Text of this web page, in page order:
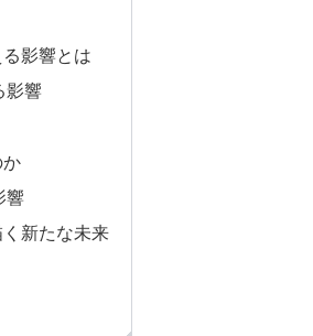
影響とは
影響
響
新たな未来